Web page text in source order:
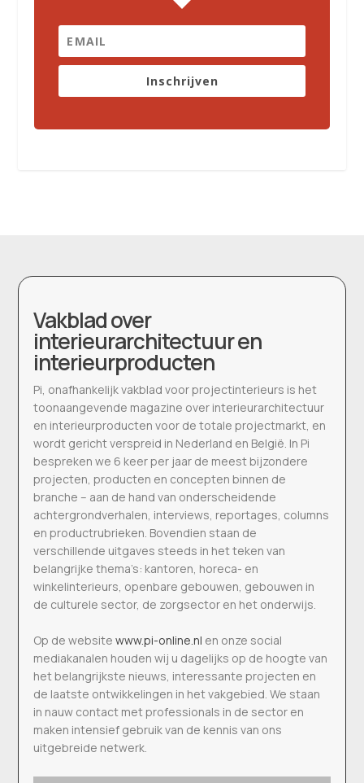
Inschrijven
Vakblad over
interieurarchitectuur en
interieurproducten
Pi, onafhankelijk vakblad voor projectinterieurs is het
toonaangevende magazine over interieurarchitectuur
en interieurproducten voor de totale projectmarkt, en
wordt gericht verspreid in Nederland en België. In Pi
bespreken we 6 keer per jaar de meest bijzondere
projecten, producten en concepten binnen de
branche – aan de hand van onderscheidende
achtergrondverhalen, interviews, reportages, columns
en productrubrieken. Bovendien staan de
verschillende uitgaves steeds in het teken van
belangrijke thema’s: kantoren, horeca- en
winkelinterieurs, openbare gebouwen, gebouwen in
de culturele sector, de zorgsector en het onderwijs.
Op de websitewww.pi-online.nl en onze social
mediakanalen houden wij u dagelijks op de hoogte van
het belangrijkste nieuws, interessante projecten en
de laatste ontwikkelingen in het vakgebied. We staan
in nauw contact met professionals in de sector en
maken intensief gebruik van de kennis van ons
uitgebreide netwerk.